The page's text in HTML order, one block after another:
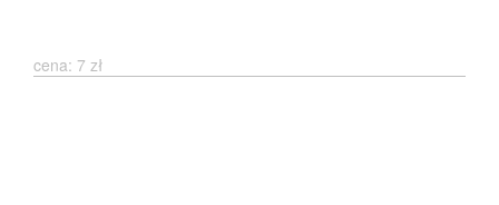
cena: 7 zł